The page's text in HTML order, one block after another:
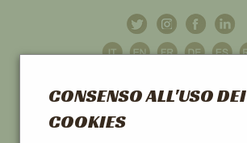
CONSENSO ALL'USO DEI
COOKIES